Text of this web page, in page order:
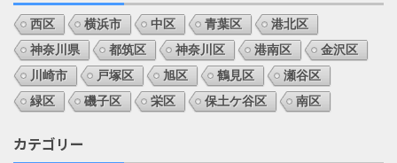
西区 横浜市 中区 青葉区
港北区
神奈川県
都筑区 神奈川区 港南区
金沢区
川崎市
戸塚区 旭区 鶴見区
瀬谷区
緑区
磯子区 栄区 保土ケ谷区 南区
カテゴリー